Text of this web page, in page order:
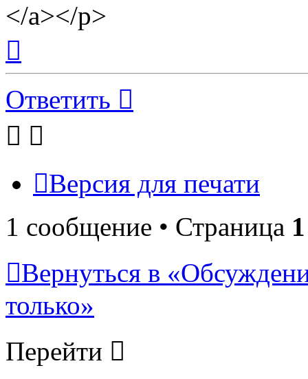
</a></p>
началу
Ответить
Версия для печати
1 сообщение • Страница 1
Вернуться в
только»
Перейти